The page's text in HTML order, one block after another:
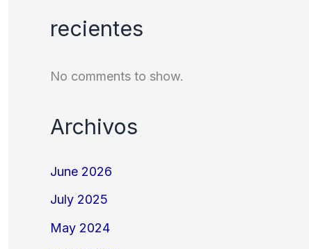
recientes
No comments to show.
Archivos
June 2026
July 2025
May 2024